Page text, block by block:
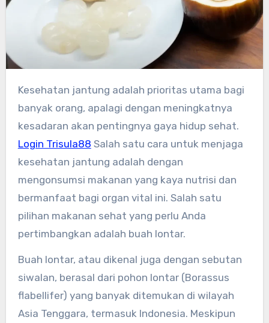
Kesehatan jantung adalah prioritas utama bagi
banyak orang, apalagi dengan meningkatnya
kesadaran akan pentingnya gaya hidup sehat.
Login Trisula88 Salah satu cara untuk menjaga
kesehatan jantung adalah dengan
mengonsumsi makanan yang kaya nutrisi dan
bermanfaat bagi organ vital ini. Salah satu
pilihan makanan sehat yang perlu Anda
pertimbangkan adalah buah lontar.
Buah lontar, atau dikenal juga dengan sebutan
siwalan, berasal dari pohon lontar (Borassus
flabellifer) yang banyak ditemukan di wilayah
Asia Tenggara, termasuk Indonesia. Meskipun